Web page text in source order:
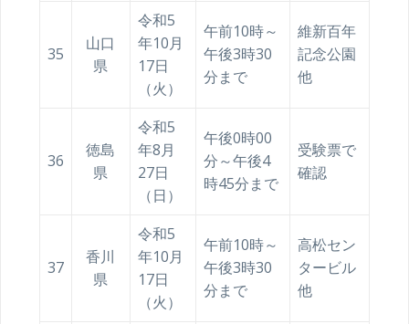
35
山口
県
令和5
年10月
17日
（火）
午前10時～
午後3時30
分まで
維新百年
記念公園
他
36
徳島
県
令和5
年8月
27日
（日）
午後0時00
分～午後4
時45分まで
受験票で
確認
37
香川
県
令和5
年10月
17日
（火）
午前10時～
午後3時30
分まで
高松セン
タービル
他